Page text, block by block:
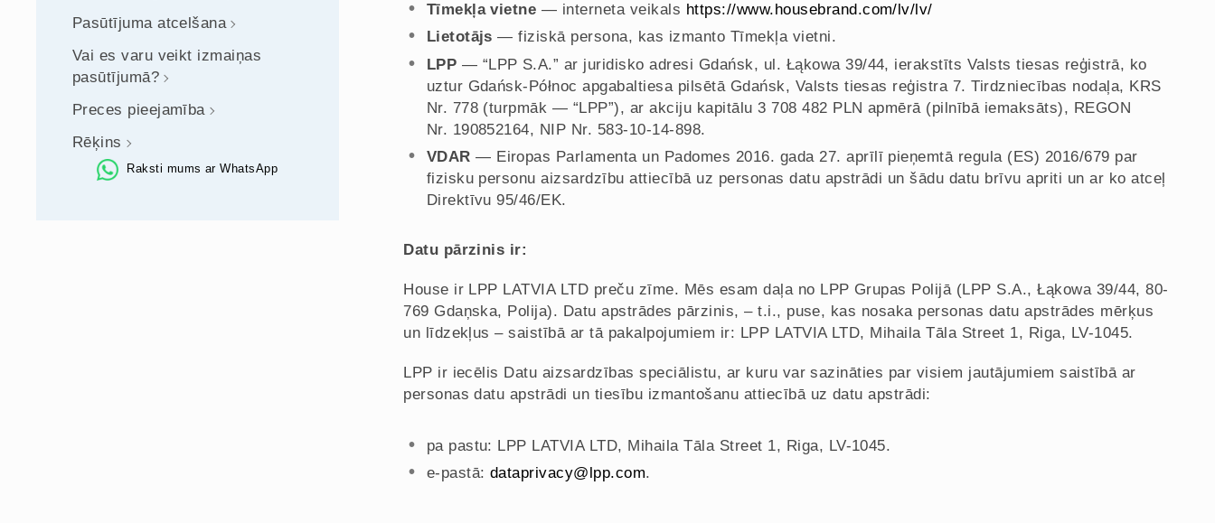
Pasūtījuma atcelšana
Vai es varu veikt izmaiņas
pasūtījumā?
Preces pieejamība
Rēķins
Raksti mums ar WhatsApp
Tīmekļa vietne — interneta veikals https://www.housebrand.com/lv/lv/
Lietotājs — fiziskā persona, kas izmanto Tīmekļa vietni.
LPP — “LPP S.A.” ar juridisko adresi Gdańsk, ul. Łąkowa 39/44, ierakstīts Valsts tiesas reģistrā, ko
uztur Gdańsk-Północ apgabaltiesa pilsētā Gdańsk, Valsts tiesas reģistra 7. Tirdzniecības nodaļa, KRS
Nr. 778 (turpmāk — “LPP”), ar akciju kapitālu 3 708 482 PLN apmērā (pilnībā iemaksāts), REGON
Nr. 190852164, NIP Nr. 583-10-14-898.
VDAR — Eiropas Parlamenta un Padomes 2016. gada 27. aprīlī pieņemtā regula (ES) 2016/679 par
fizisku personu aizsardzību attiecībā uz personas datu apstrādi un šādu datu brīvu apriti un ar ko atceļ
Direktīvu 95/46/EK.
Datu pārzinis ir:
House ir LPP LATVIA LTD preču zīme. Mēs esam daļa no LPP Grupas Polijā (LPP S.A., Łąkowa 39/44, 80-
769 Gdaņska, Polija). Datu apstrādes pārzinis, – t.i., puse, kas nosaka personas datu apstrādes mērķus
un līdzekļus – saistībā ar tā pakalpojumiem ir: LPP LATVIA LTD, Mihaila Tāla Street 1, Riga, LV-1045.
LPP ir iecēlis Datu aizsardzības speciālistu, ar kuru var sazināties par visiem jautājumiem saistībā ar
personas datu apstrādi un tiesību izmantošanu attiecībā uz datu apstrādi:
pa pastu: LPP LATVIA LTD, Mihaila Tāla Street 1, Riga, LV-1045.
e-pastā: dataprivacy@lpp.com.